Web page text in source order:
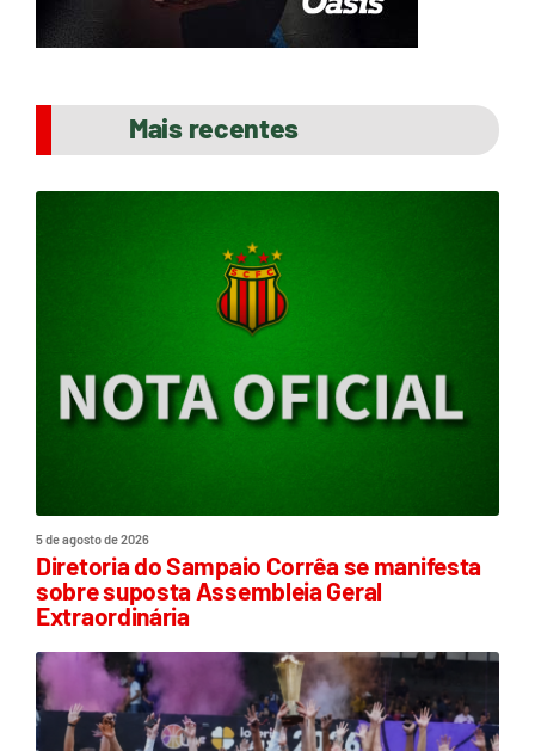
Mais recentes
5 de agosto de 2026
Diretoria do Sampaio Corrêa se manifesta
sobre suposta Assembleia Geral
Extraordinária